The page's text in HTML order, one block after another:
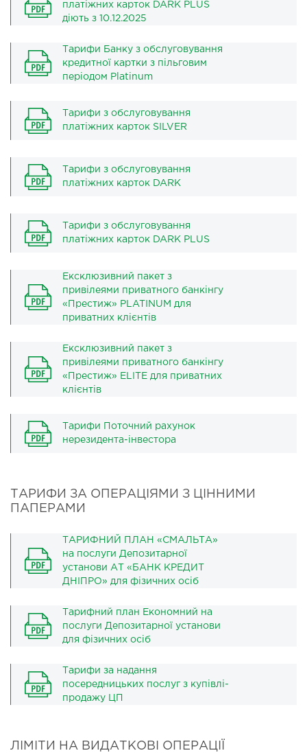
платіжних карток DARK PLUS
діють з 10.12.2025
Тарифи Банку з обслуговування
кредитної картки з пільговим
періодом Platinum
Тарифи з обслуговування
платіжних карток SILVER
Тарифи з обслуговування
платіжних карток DARK
Тарифи з обслуговування
платіжних карток DARK PLUS
Ексклюзивний пакет з
привілеями приватного банкінгу
«Престиж» PLATINUM для
приватних клієнтів
Ексклюзивний пакет з
привілеями приватного банкінгу
«Престиж» ELITE для приватних
клієнтів
Тарифи Поточний рахунок
нерезидента-інвестора
ТАРИФИ ЗА ОПЕРАЦІЯМИ З ЦІННИМИ
ПАПЕРАМИ
ТАРИФНИЙ ПЛАН «СМАЛЬТА»
на послуги Депозитарної
установи АТ «БАНК КРЕДИТ
ДНІПРО» для фізичних осіб
Тарифний план Економний на
послуги Депозитарної установи
для фізичних осіб
Тарифи за надання
посередницьких послуг з купівлі-
продажу ЦП
ЛІМІТИ НА ВИДАТКОВІ ОПЕРАЦІЇ